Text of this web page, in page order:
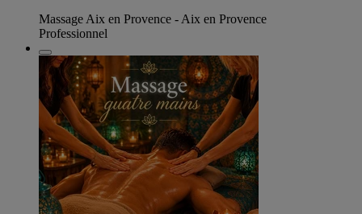
Massage Aix en Provence - Aix en Provence
Professionnel